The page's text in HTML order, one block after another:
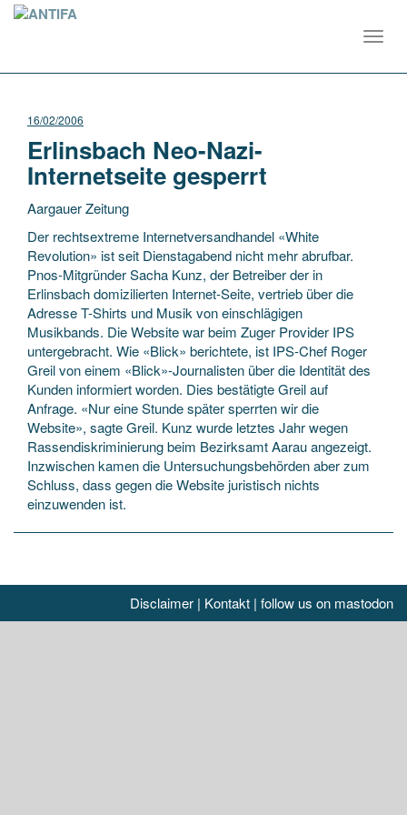
16/02/2006
Erlinsbach Neo-Nazi-
Internetseite gesperrt
Aargauer Zeitung
Der rechtsextreme Internetversandhandel «White
Revolution» ist seit Dienstagabend nicht mehr abrufbar.
Pnos-Mitgründer Sacha Kunz, der Betreiber der in
Erlinsbach domizilierten Internet-Seite, vertrieb über die
Adresse T-Shirts und Musik von einschlägigen
Musikbands. Die Website war beim Zuger Provider IPS
untergebracht. Wie «Blick» berichtete, ist IPS-Chef Roger
Greil von einem «Blick»-Journalisten über die Identität des
Kunden informiert worden. Dies bestätigte Greil auf
Anfrage. «Nur eine Stunde später sperrten wir die
Website», sagte Greil. Kunz wurde letztes Jahr wegen
Rassendiskriminierung beim Bezirksamt Aarau angezeigt.
Inzwischen kamen die Untersuchungsbehörden aber zum
Schluss, dass gegen die Website juristisch nichts
einzuwenden ist.
Disclaimer | Kontakt | follow us on mastodon